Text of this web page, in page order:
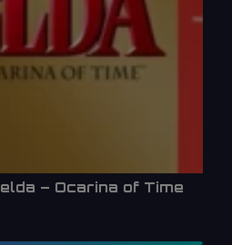
– Ocarina of Time